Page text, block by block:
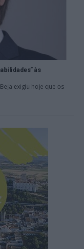
às
exigiu hoje que os